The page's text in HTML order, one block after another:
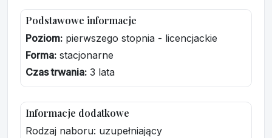
Podstawowe informacje
Poziom: pierwszego stopnia - licencjackie
Forma: stacjonarne
Czas trwania: 3 lata
Informacje dodatkowe
Rodzaj naboru: uzupełniający